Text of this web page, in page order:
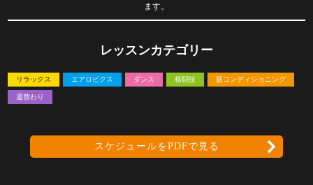
ます。
レッスンカテゴリー
リラックス エアロビクス ダンス 格闘技 筋コンディショニング
週替わり
スケジュールをPDFで見る